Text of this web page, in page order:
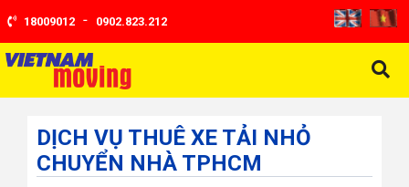
18009012 - 0902.823.212
DỊCH VỤ THUÊ XE TẢI NHỎ
CHUYỂN NHÀ TPHCM